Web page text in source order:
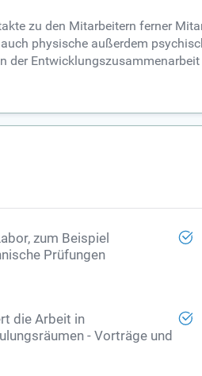
zu den Mitarbeitern ferner
physische außerdem
zum Beispiel
Prüfungen
die Arbeit in
- Vorträge und